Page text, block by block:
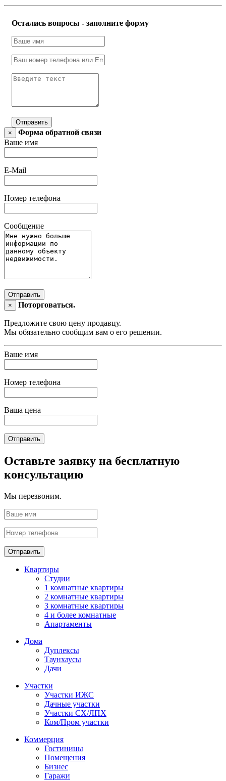
Остались вопросы - заполните форму
Отправить
×
Форма обратной связи
Ваше имя
E-Mail
Номер телефона
Сообщение
Отправить
×
Поторговаться.
Предложите свою цену продавцу.
Мы обязательно сообщим вам о его решении.
Ваше имя
Номер телефона
Ваша цена
Отправить
Оставьте заявку на бесплатную
консультацию
Мы перезвоним.
Отправить
Квартиры
Студии
1 комнатные квартиры
2 комнатные квартиры
3 комнатные квартиры
4 и более комнатные
Апартаменты
Дома
Дуплексы
Таунхаусы
Дачи
Участки
Участки ИЖС
Дачные участки
Участки СХ/ЛПХ
Ком/Пром участки
Коммерция
Гостиницы
Помещения
Бизнес
Гаражи